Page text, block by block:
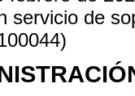
servicio de